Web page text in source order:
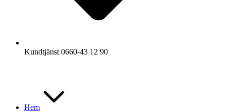
Kundtjänst 0660-43 12 90
Hem